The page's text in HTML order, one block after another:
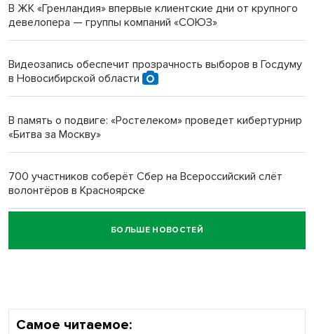
Инвалид получил условный срок за избиение врачей
Новосибирский преподаватель с женой вошли в топ-16
Обновлённое отделение ВТБ открылось в Искитиме
В ЖК «Гренландия» впервые клиентские дни от крупного
девелопера — группы компаний «СОЮЗ»
Видеозапись обеспечит прозрачность выборов в Госдуму
в Новосибирской области
В память о подвиге: «Ростелеком» проведет кибертурнир
«Битва за Москву»
700 участников соберёт Сбер на Всероссийский слёт
волонтёров в Красноярске
Честный выбор: видеонаблюдение обеспечит
объективность результатов ЕДГ в Новосибирской
БОЛЬШЕ НОВОСТЕЙ
Самое читаемое: